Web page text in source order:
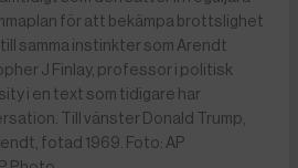
för att bekämpa brottslighet
samma instinkter som Arendt
J Finlay, professor i politisk
i en text som tidigare har
Till vänster Donald Trump,
fotad 1969. Foto: AP